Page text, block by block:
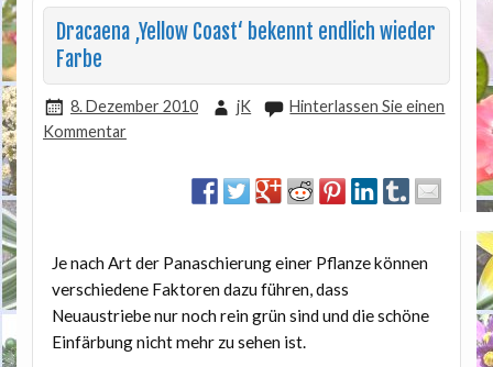
Dracaena ‚Yellow Coast‘ bekennt endlich wieder
Farbe
8. Dezember 2010 jK
Hinterlassen Sie einen
Kommentar
Je nach Art der Panaschierung einer Pflanze können
verschiedene Faktoren dazu führen, dass
Neuaustriebe nur noch rein grün sind und die schöne
Einfärbung nicht mehr zu sehen ist.